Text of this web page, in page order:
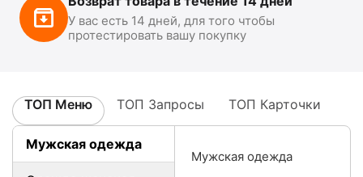
У вас есть 14 дней, для того чтобы
протестировать вашу покупку
ТОП Меню ТОП Запросы ТОП Карточки
Мужская одежда
Мужская одежда